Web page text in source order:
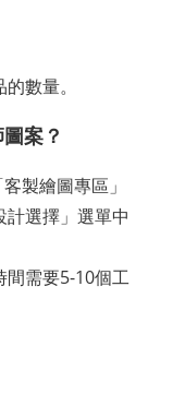
數量。
案？
製繪圖專區」
選擇」選單中
間需要5-10個工